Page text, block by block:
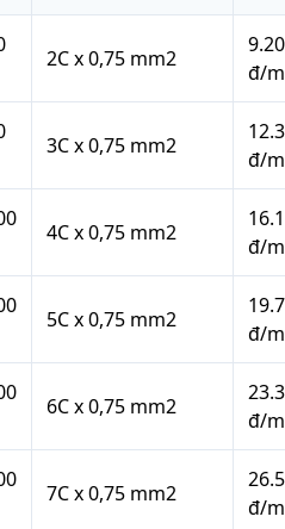
2C x 0,75 mm2
đ/m
3C x 0,75 mm2
đ/m
4C x 0,75 mm2
đ/m
5C x 0,75 mm2
đ/m
6C x 0,75 mm2
đ/m
7C x 0,75 mm2
đ/m